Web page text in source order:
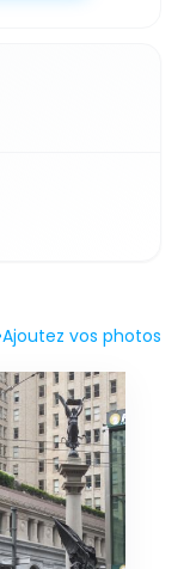
Ajoutez vos photos